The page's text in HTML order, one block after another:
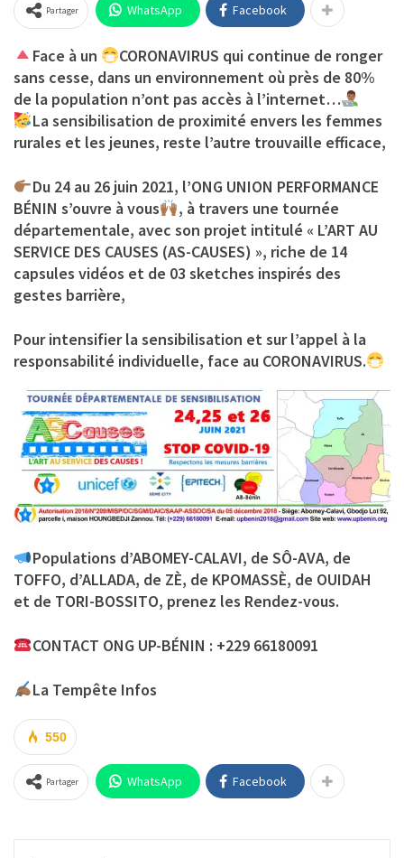
Partager WhatsApp Facebook
Face à un
CORONAVIRUS qui continue de ronger
sans cesse, dans un environnement où près de 80%
de la population n’ont pas accès à l’internet…
La sensibilisation de proximité envers les femmes
rurales et les jeunes, reste l’autre trouvaille efficace,
Du 24 au 26 juin 2021, l’ONG UNION PERFORMANCE
BÉNIN s’ouvre à vous
, à travers une tournée
départementale, avec son projet intitulé « L’ART AU
SERVICE DES CAUSES (AS-CAUSES) », riche de 14
capsules vidéos et de 03 sketches inspirés des
gestes barrière,
Pour intensifier la sensibilisation et sur l’appel à la
responsabilité individuelle, face au CORONAVIRUS.
Populations d’ABOMEY-CALAVI, de SÔ-AVA, de
TOFFO, d’ALLADA, de ZÈ, de KPOMASSÈ, de OUIDAH
et de TORI-BOSSITO, prenez les Rendez-vous.
CONTACT ONG UP-BÉNIN : +229 66180091
La Tempête Infos
550
Partager WhatsApp Facebook